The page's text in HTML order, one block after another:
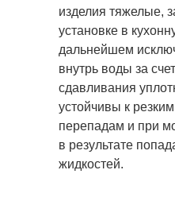
изделия тяжелые,
установке в
дальнейшем
внутрь воды за
сдавливания
устойчивы к
перепадам и при
в результате
жидкостей.